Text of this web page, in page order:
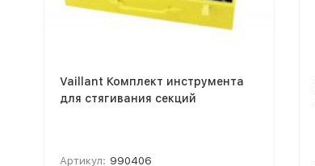
Vaillant Комплект инструмента
для стягивания секций
Артикул: 990406